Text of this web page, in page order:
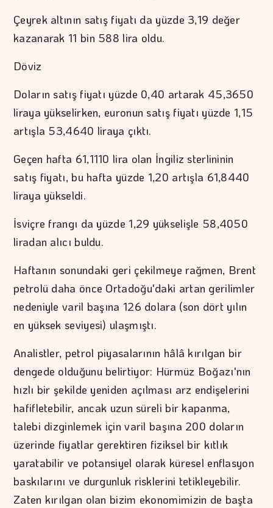
Çeyrek altının satış fiyatı da yüzde 3,19 değer
kazanarak 11 bin 588 lira oldu.
Döviz
Doların satış fiyatı yüzde 0,40 artarak 45,3650
liraya yükselirken, euronun satış fiyatı yüzde 1,15
artışla 53,4640 liraya çıktı.
Geçen hafta 61,1110 lira olan İngiliz sterlininin
satış fiyatı, bu hafta yüzde 1,20 artışla 61,8440
liraya yükseldi.
İsviçre frangı da yüzde 1,29 yükselişle 58,4050
liradan alıcı buldu.
Haftanın sonundaki geri çekilmeye rağmen, Brent
petrolü daha önce Ortadoğu'daki artan gerilimler
nedeniyle varil başına 126 dolara (son dört yılın
en yüksek seviyesi) ulaşmıştı.
Analistler, petrol piyasalarının hâlâ kırılgan bir
dengede olduğunu belirtiyor: Hürmüz Boğazı'nın
hızlı bir şekilde yeniden açılması arz endişelerini
hafifletebilir, ancak uzun süreli bir kapanma,
talebi dizginlemek için varil başına 200 doların
üzerinde fiyatlar gerektiren fiziksel bir kıtlık
yaratabilir ve potansiyel olarak küresel enflasyon
baskılarını ve durgunluk risklerini tetikleyebilir.
Zaten kırılgan olan bizim ekonomimizin de başta